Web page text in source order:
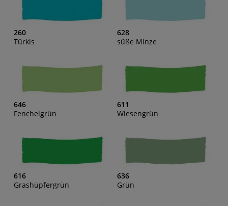
260
Türkis
628
süße Minze
646
Fenchelgrün
611
Wiesengrün
616
Grashüpfergrün
636
Grün